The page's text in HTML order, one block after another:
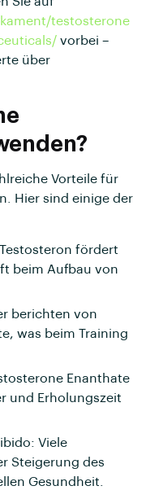
testosterone
vorbei –
über
Vorteile für
Hier sind einige der
fördert
beim Aufbau von
berichten von
was beim Training
Enanthate
und Erholungszeit
Viele
Steigerung des
Gesundheit.